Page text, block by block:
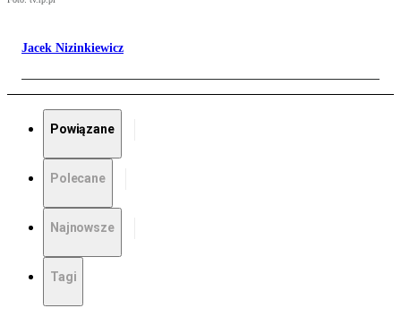
Jacek Nizinkiewicz
Powiązane
Polecane
Najnowsze
Tagi